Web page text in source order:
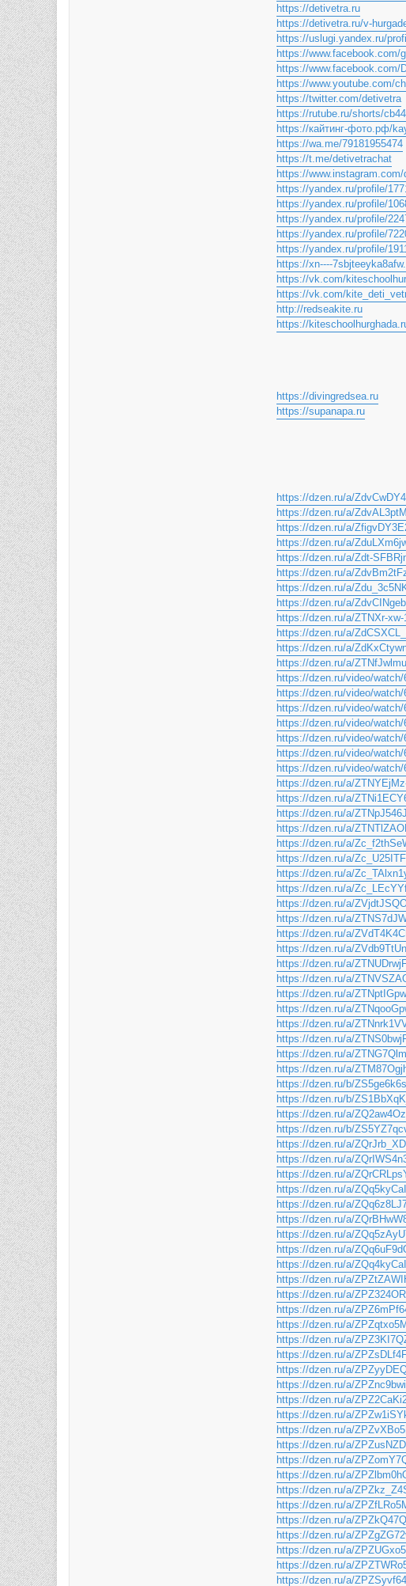
https://detivetra.ru
https://detivetra.ru/v-
https://uslugi.yandex.ru/
https://www.facebook.com/
https://www.facebook.com/
https://www.youtube.com/
https://twitter.com/detivetra
https://rutube.ru/shorts/
https://кайтинг-фото.рф/
https://wa.me/79181955474
https://t.me/detivetrachat
https://
https://yandex.ru/profile/
https://yandex.ru/profile/
https://yandex.ru/profile/
https://yandex.ru/profile/
https://yandex.ru/profile/
https://xn----
https://vk.com/
https://vk.com/
http://redseakite.ru
https://
https://divingredsea.ru
https://supanapa.ru
https://dzen.ru/a/
https://dzen.ru/a/
https://dzen.ru/a/
https://dzen.ru/a/
https://dzen.ru/a/Zdt-
https://dzen.ru/a/
https://dzen.ru/a/
https://dzen.ru/a/
https://dzen.ru/a/ZTNXr-
https://dzen.ru/a/
https://dzen.ru/a/
https://dzen.ru/a/
https://dzen.ru/video/
https://dzen.ru/video/
https://dzen.ru/video/
https://dzen.ru/video/
https://dzen.ru/video/
https://dzen.ru/video/
https://dzen.ru/video/
https://dzen.ru/a/
https://dzen.ru/a/
https://dzen.ru/a/
https://dzen.ru/a/
https://dzen.ru/a/
https://dzen.ru/a/
https://dzen.ru/a/
https://dzen.ru/a/
https://dzen.ru/a/
https://dzen.ru/a/
https://dzen.ru/a/
https://dzen.ru/a/
https://dzen.ru/a/
https://dzen.ru/a/
https://dzen.ru/a/
https://dzen.ru/a/
https://dzen.ru/a/
https://dzen.ru/a/
https://dzen.ru/a/
https://dzen.ru/a/
https://dzen.ru/b/
https://dzen.ru/b/
https://dzen.ru/a/
https://dzen.ru/b/
https://dzen.ru/a/
https://dzen.ru/a/
https://dzen.ru/a/
https://dzen.ru/a/
https://dzen.ru/a/
https://dzen.ru/a/
https://dzen.ru/a/
https://dzen.ru/a/
https://dzen.ru/a/
https://dzen.ru/a/
https://dzen.ru/a/
https://dzen.ru/a/
https://dzen.ru/a/
https://dzen.ru/a/
https://dzen.ru/a/
https://dzen.ru/a/
https://dzen.ru/a/
https://dzen.ru/a/
https://dzen.ru/a/
https://dzen.ru/a/
https://dzen.ru/a/
https://dzen.ru/a/
https://dzen.ru/a/
https://dzen.ru/a/
https://dzen.ru/a/
https://dzen.ru/a/
https://dzen.ru/a/
https://dzen.ru/a/
https://dzen.ru/a/
https://dzen.ru/a/